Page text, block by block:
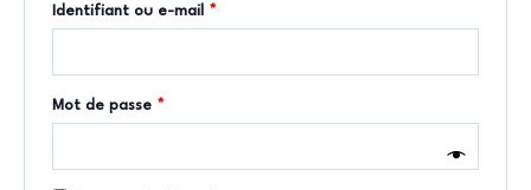
Identifiant ou e-mail *Obligatoire
Mot de passe *Obligatoire